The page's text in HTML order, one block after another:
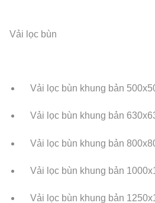
Vải lọc bùn
Vải lọc bùn khung bản
Vải lọc bùn khung bản
Vải lọc bùn khung bản
Vải lọc bùn khung bản
Vải lọc bùn khung bản